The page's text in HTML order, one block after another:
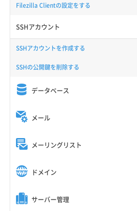
Filezilla Clientの設定をする
SSHアカウント
SSHアカウントを作成する
SSHの公開鍵を削除する
データベース
メール
メーリングリスト
ドメイン
サーバー管理